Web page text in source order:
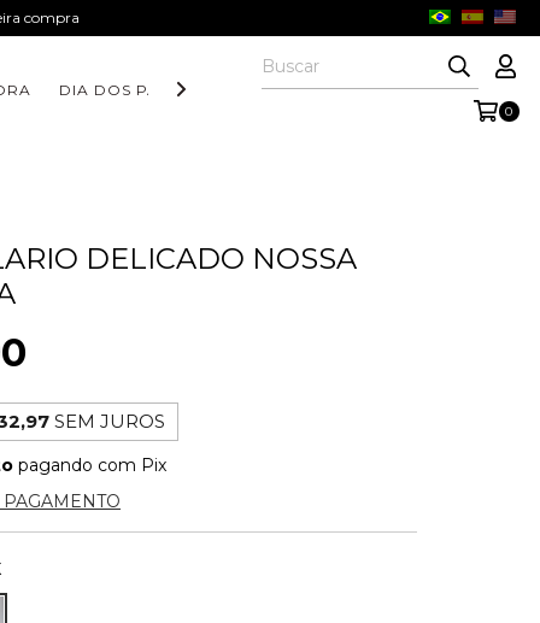
compra
DIA DOS PAIS COLEÇÃO AURORA COLEÇÃO FORM
0
DELICADO NOSSA
SEM JUROS
pagando com Pix